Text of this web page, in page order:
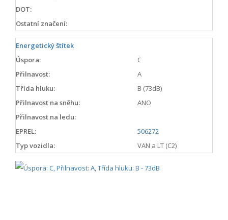
DOT:
Ostatní značení:
Energetický štítek
Úspora:
C
Přilnavost:
A
Třída hluku:
B (73dB)
Přilnavost na sněhu:
ANO
Přilnavost na ledu:
EPREL:
506272
Typ vozidla:
VAN a LT (C2)